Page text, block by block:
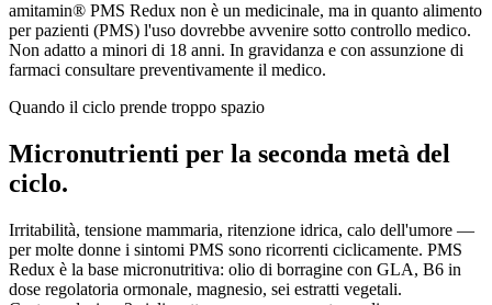
amitamin® PMS Redux non è un medicinale, ma in quanto alimento
per pazienti (PMS) l'uso dovrebbe avvenire sotto controllo medico.
Non adatto a minori di 18 anni. In gravidanza e con assunzione di
farmaci consultare preventivamente il medico.
Quando il ciclo prende troppo spazio
Micronutrienti per la seconda metà del
ciclo.
Irritabilità, tensione mammaria, ritenzione idrica, calo dell'umore —
per molte donne i sintomi PMS sono ricorrenti ciclicamente. PMS
Redux è la base micronutritiva: olio di borragine con GLA, B6 in
dose regolatoria ormonale, magnesio, sei estratti vegetali.